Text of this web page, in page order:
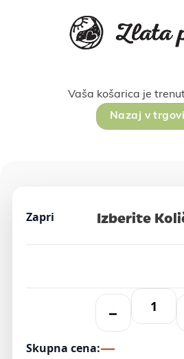
Vaša košarica je
Nazaj v
Zapri Izberite
−
Skupna cena:—